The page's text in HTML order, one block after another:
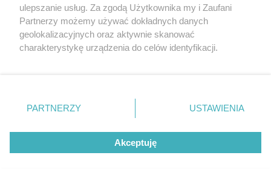
PIELĘGNACJA BORÓWKI
Zrób to po zebraniu borówek, a za
rok zbiory będą obfite
ulepszanie usług. Za zgodą Użytkownika my i Zaufani
Partnerzy możemy używać dokładnych danych
geolokalizacyjnych oraz aktywnie skanować
charakterystykę urządzenia do celów identyfikacji.
zmienić/wycofać klikając przycisk ustawień prywatności
znajdujący się w lewym dolnym rogu strony
rodzaje przetwarzania danych nie wymagają zgody
użytkownika, ale masz prawo sprzeciwić się takiemu
przetwarzaniu. Preferencje będą miały zastosowanie tylko
PARTNERZY USTAWIENIA
Akceptuję